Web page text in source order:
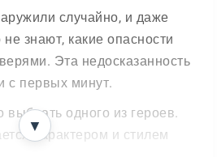
случайно, и даже
знают, какие опасности
Эта недосказанность
с первых минут.
одного из героев.
характером и стилем
▼